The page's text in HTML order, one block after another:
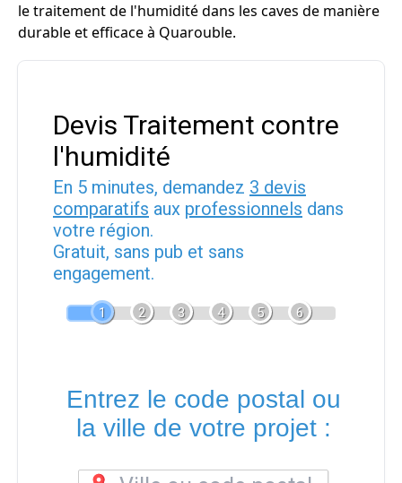
le traitement de l'humidité dans les caves de manière
durable et efficace à Quarouble.
Devis Traitement contre
l'humidité
En 5 minutes, demandez 3 devis
comparatifs aux professionnels dans
votre région.
Gratuit, sans pub et sans
engagement.
1 2 3 4 5 6
Entrez le code postal ou
la ville de votre projet :